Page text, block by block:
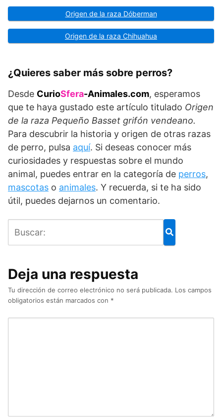
Origen de la raza Dóberman
Origen de la raza Chihuahua
¿Quieres saber más sobre perros?
Desde CurioSfera-Animales.com, esperamos
que te haya gustado este artículo titulado Origen
de la raza Pequeño Basset grifón vendeano.
Para descubrir la historia y origen de otras razas
de perro, pulsa aquí. Si deseas conocer más
curiosidades y respuestas sobre el mundo
animal, puedes entrar en la categoría de perros,
mascotas o animales. Y recuerda, si te ha sido
útil, puedes dejarnos un comentario.
Deja una respuesta
Tu dirección de correo electrónico no será publicada. Los campos
obligatorios están marcados con *